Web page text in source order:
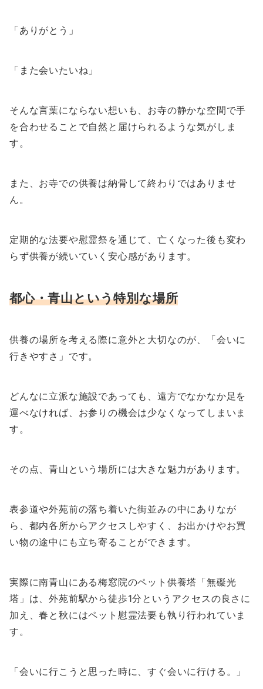
「ありがとう」
「また会いたいね」
そんな言葉にならない想いも、お寺の静かな空間で手
を合わせることで自然と届けられるような気がしま
す。
また、お寺での供養は納骨して終わりではありませ
ん。
定期的な法要や慰霊祭を通じて、亡くなった後も変わ
らず供養が続いていく安心感があります。
都心・青山という特別な場所
供養の場所を考える際に意外と大切なのが、「会いに
行きやすさ」です。
どんなに立派な施設であっても、遠方でなかなか足を
運べなければ、お参りの機会は少なくなってしまいま
す。
その点、青山という場所には大きな魅力があります。
表参道や外苑前の落ち着いた街並みの中にありなが
ら、都内各所からアクセスしやすく、お出かけやお買
い物の途中にも立ち寄ることができます。
実際に南青山にある梅窓院のペット供養塔「無礙光
塔」は、外苑前駅から徒歩1分というアクセスの良さに
加え、春と秋にはペット慰霊法要も執り行われていま
す。
「会いに行こうと思った時に、すぐ会いに行ける。」